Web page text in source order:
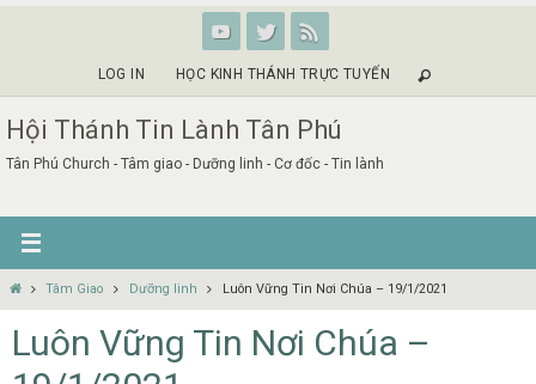
LOG IN HỌC KINH THÁNH TRỰC TUYẾN
Hội Thánh Tin Lành Tân Phú
Tân Phú Church - Tâm giao - Dưỡng linh - Cơ đốc - Tin lành
HomeTâm Giao Dưỡng linh Luôn Vững Tin Nơi Chúa – 19/1/2021
Luôn Vững Tin Nơi Chúa –